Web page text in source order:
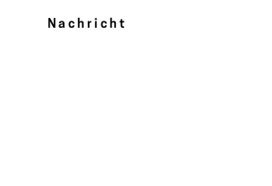
Nachricht